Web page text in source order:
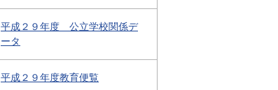
平成２９年度 公立学校関係デ
ータ
平成２９年度教育便覧